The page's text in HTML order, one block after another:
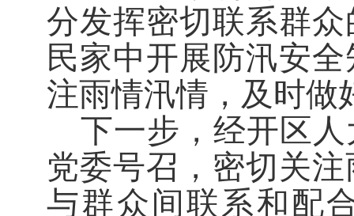
分发挥密切联系群
民家中开展防汛安
注雨情汛情，及时做
下一步，经开区
党委号召，密切关
与群众间联系和配